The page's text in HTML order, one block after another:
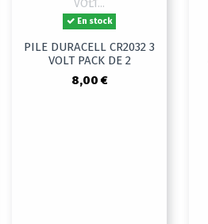
En stock
PILE DURACELL CR2032 3
VOLT PACK DE 2
8,00 €